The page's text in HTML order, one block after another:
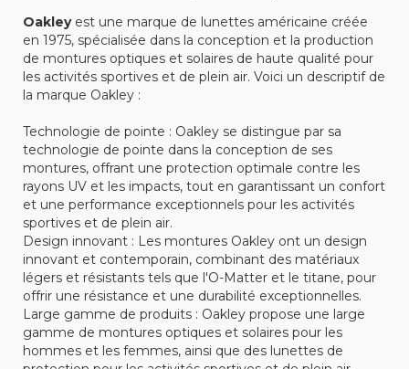
Oakleyest une marque de lunettes américaine créée
en 1975, spécialisée dans la conception et la production
de montures optiques et solaires de haute qualité pour
les activités sportives et de plein air. Voici un descriptif de
la marque Oakley :
Technologie de pointe : Oakley se distingue par sa
technologie de pointe dans la conception de ses
montures, offrant une protection optimale contre les
rayons UV et les impacts, tout en garantissant un confort
et une performance exceptionnels pour les activités
sportives et de plein air.
Design innovant : Les montures Oakley ont un design
innovant et contemporain, combinant des matériaux
légers et résistants tels que l'O-Matter et le titane, pour
offrir une résistance et une durabilité exceptionnelles.
Large gamme de produits : Oakley propose une large
gamme de montures optiques et solaires pour les
hommes et les femmes, ainsi que des lunettes de